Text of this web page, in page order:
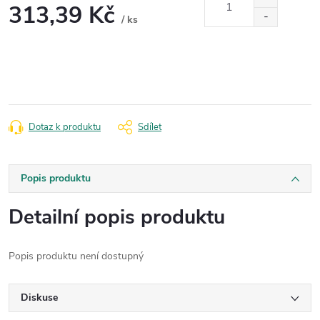
313,39 Kč / ks
Dotaz k produktu Sdílet
Popis produktu
Detailní popis produktu
Popis produktu není dostupný
Diskuse